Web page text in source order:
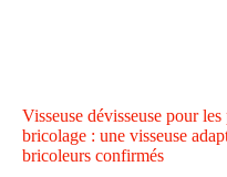
Visseuse dévisseuse pour
bricolage : une visseuse
bricoleurs confirmés